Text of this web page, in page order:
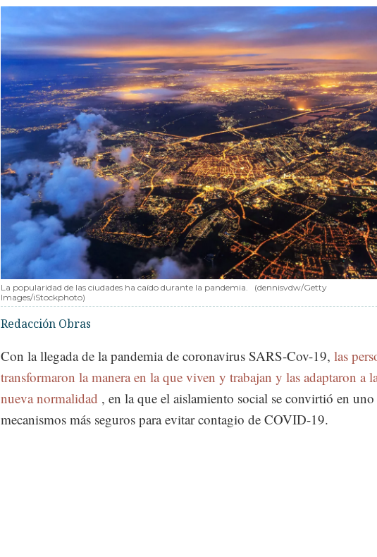
La popularidad de las ciudades ha caído durante la pandemia.
(dennisvdw/Getty
Images/iStockphoto)
Redacción Obras
Con la llegada de la pandemia de coronavirus SARS-Cov-19, las
transformaron la manera en la que viven y trabajan y las adaptaron a
nueva normalidad , en la que el aislamiento social se convirtió en
mecanismos más seguros para evitar contagio de COVID-19.